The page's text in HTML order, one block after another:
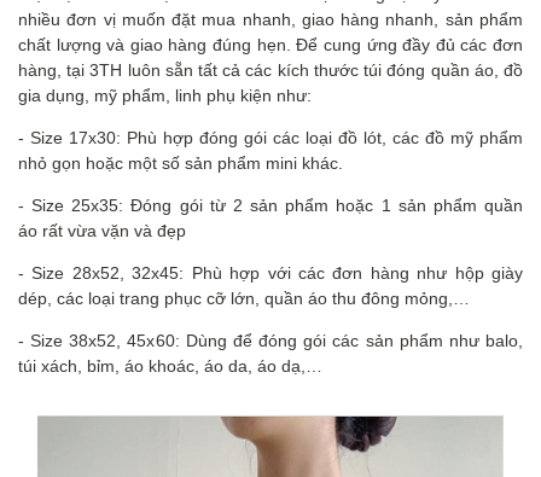
nhiều đơn vị muốn đặt mua nhanh, giao hàng nhanh, sản phẩm
chất lượng và giao hàng đúng hẹn. Để cung ứng đầy đủ các đơn
hàng, tại 3TH luôn sẵn tất cả các kích thước túi đóng quần áo, đồ
gia dụng, mỹ phẩm, linh phụ kiện như:
- Size 17x30: Phù hợp đóng gói các loại đồ lót, các đồ mỹ phẩm
nhỏ gọn hoặc một số sản phẩm mini khác.
- Size 25x35: Đóng gói từ 2 sản phẩm hoặc 1 sản phẩm quần
áo rất vừa vặn và đẹp
- Size 28x52, 32x45: Phù hợp với các đơn hàng như hộp giày
dép, các loại trang phục cỡ lớn, quần áo thu đông mỏng,…
- Size 38x52, 45x60: Dùng để đóng gói các sản phẩm như balo,
túi xách, bỉm, áo khoác, áo da, áo dạ,…